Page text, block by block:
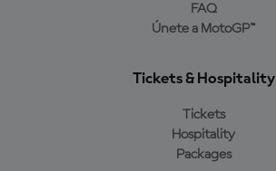
FAQ
Únete a MotoGP™
Tickets & Hospitality
Tickets
Hospitality
Packages